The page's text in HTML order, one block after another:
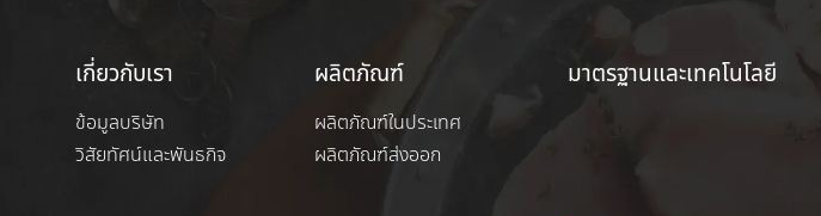
เกี่ยวกับเรา
ข้อมูลบริษัท
วิสัยทัศน์และพันธกิจ
ผลิตภัณฑ์
ผลิตภัณฑ์ในประเทศ
ผลิตภัณฑ์ส่งออก
มาตรฐานและเทคโนโลยี